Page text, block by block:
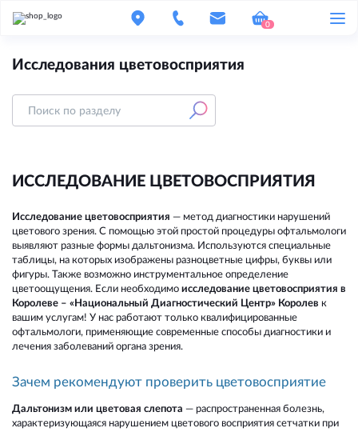
0
Исследования цветовосприятия
ИССЛЕДОВАНИЕ ЦВЕТОВОСПРИЯТИЯ
Исследование цветовосприятия — метод диагностики нарушений
цветового зрения. С помощью этой простой процедуры офтальмологи
выявляют разные формы дальтонизма. Используются специальные
таблицы, на которых изображены разноцветные цифры, буквы или
фигуры. Также возможно инструментальное определение
цветоощущения. Если необходимо исследование цветовосприятия в
Королеве – «Национальный Диагностический Центр» Королев к
вашим услугам! У нас работают только квалифицированные
офтальмологи, применяющие современные способы диагностики и
лечения заболеваний органа зрения.
Зачем рекомендуют проверить цветовосприятие
Дальтонизм или цветовая слепота — распространенная болезнь,
характеризующаяся нарушением цветового восприятия сетчатки при